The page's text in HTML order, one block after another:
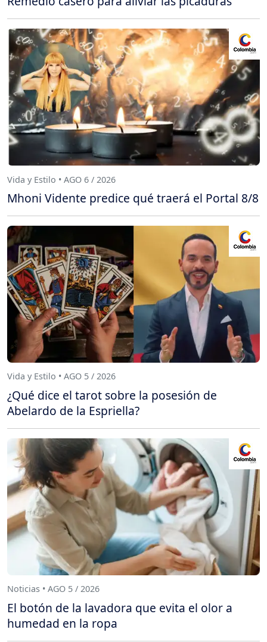
Vida y Estilo • AGO 6 / 2026
Mhoni Vidente predice qué traerá el Portal 8/8
Vida y Estilo • AGO 5 / 2026
¿Qué dice el tarot sobre la posesión de
Abelardo de la Espriella?
Noticias • AGO 5 / 2026
El botón de la lavadora que evita el olor a
humedad en la ropa